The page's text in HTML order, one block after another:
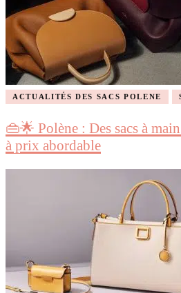
ACTUALITÉS DES SACS POLENE
👜🌟 Polène : Des sacs à
à prix abordable